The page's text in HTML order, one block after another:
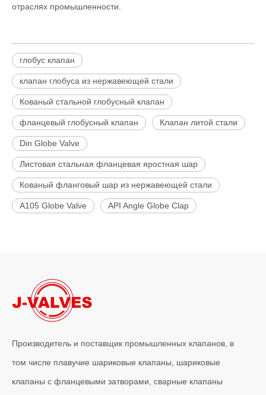
отраслях промышленности.
глобус клапан
клапан глобуса из нержавеющей стали
Кованый стальной глобусный клапан
фланцевый глобусный клапан Клапан литой стали
Din Globe Valve
Листовая стальная фланцевая яростная шар
Кованый фланговый шар из нержавеющей стали
A105 Globe Valve API Angle Globe Clap
Производитель и поставщик промышленных клапанов, в
том числе плавучие шариковые клапаны, шариковые
клапаны с фланцевыми затворами, сварные клапаны